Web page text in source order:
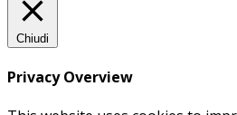
Chiudi
Privacy Overview